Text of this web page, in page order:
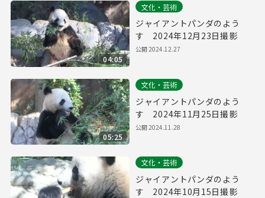
04:05
文化・芸術
ジャイアントパンダのよう
す 2024年12月23日撮影
公開2024.12.27
05:25
文化・芸術
ジャイアントパンダのよう
す 2024年11月25日撮影
公開2024.11.28
文化・芸術
ジャイアントパンダのよう
す 2024年10月15日撮影